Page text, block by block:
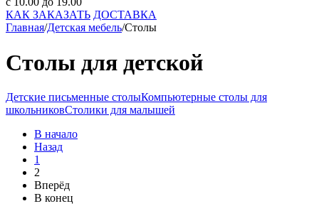
КАК ЗАКАЗАТЬ ДОСТАВКА
Главная/Детская мебель/Столы
Столы для детской
Детские письменные столыКомпьютерные столы для
школьниковСтолики для малышей
В начало
Назад
1
2
Вперёд
В конец